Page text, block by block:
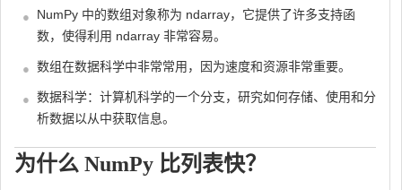
NumPy 中的数组对象称为 ndarray，它提供了许多支持函
数，使得利用 ndarray 非常容易。
数组在数据科学中非常常用，因为速度和资源非常重要。
数据科学：计算机科学的一个分支，研究如何存储、使用和分
析数据以从中获取信息。
为什么 NumPy 比列表快？